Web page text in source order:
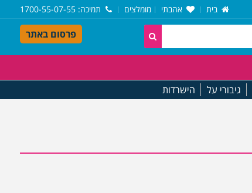
בית אהבתי מומלצים תמיכה: 1700-55-07-55
פרסום באתר
גיבורי על הישרדות